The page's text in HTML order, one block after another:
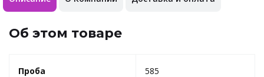
Об этом товаре
Проба 585